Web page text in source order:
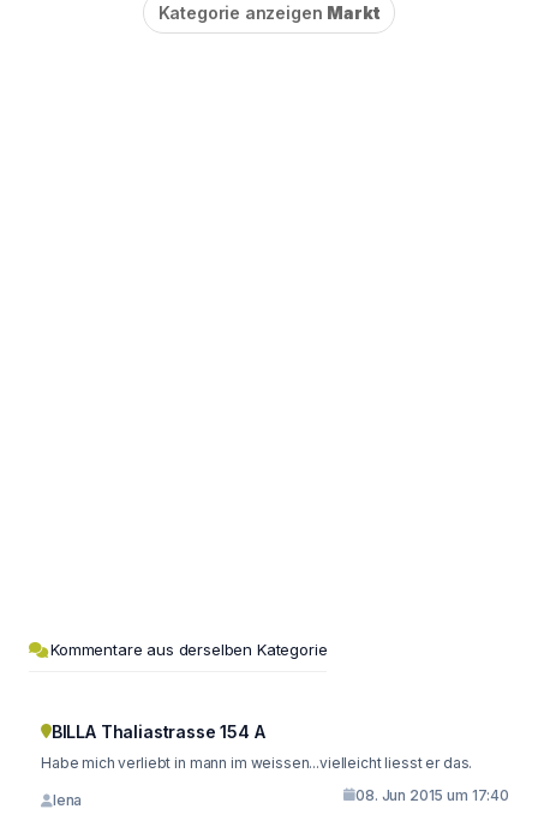
Kategorie anzeigen Markt
Kommentare aus derselben Kategorie
BILLA Thaliastrasse 154 A
Habe mich verliebt in mann im weissen...vielleicht liesst er das.
lena 08. Jun 2015 um 17:40